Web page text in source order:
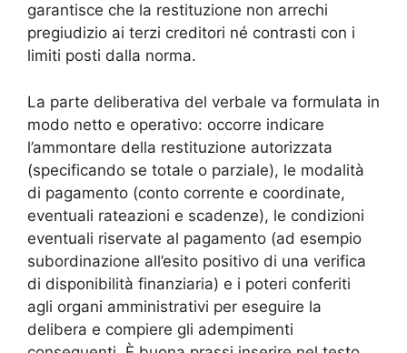
garantisce che la restituzione non arrechi
pregiudizio ai terzi creditori né contrasti con i
limiti posti dalla norma.
La parte deliberativa del verbale va formulata in
modo netto e operativo: occorre indicare
l’ammontare della restituzione autorizzata
(specificando se totale o parziale), le modalità
di pagamento (conto corrente e coordinate,
eventuali rateazioni e scadenze), le condizioni
eventuali riservate al pagamento (ad esempio
subordinazione all’esito positivo di una verifica
di disponibilità finanziaria) e i poteri conferiti
agli organi amministrativi per eseguire la
delibera e compiere gli adempimenti